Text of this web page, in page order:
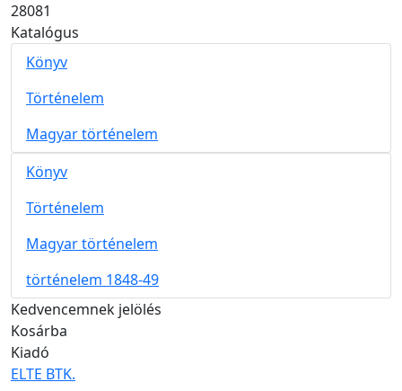
28081
Katalógus
Könyv
Történelem
Magyar történelem
Könyv
Történelem
Magyar történelem
történelem 1848-49
Kedvencemnek jelölés
Kosárba
Kiadó
ELTE BTK.